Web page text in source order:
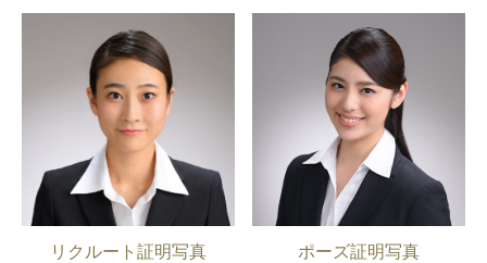
リクルート証明写真 ポーズ証明写真